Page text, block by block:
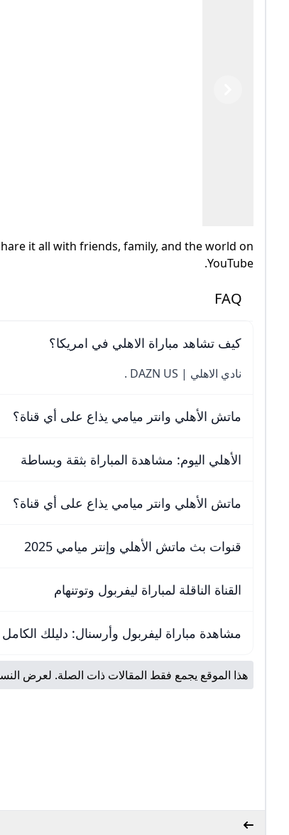
it all with friends, family, and the world on
YouTube.
FAQ
كيف تشاهد مباراة الاهلي في امريكا؟
نادي الاهلي | DAZN US .
ماتش الأهلي وانتر ميامي يذاع على أي قناة؟
الأهلي اليوم: مشاهدة المباراة بثقة وبساطة
ماتش الأهلي وانتر ميامي يذاع على أي قناة؟
قنوات بث ماتش الأهلي وإنتر ميامي 2025
القناة الناقلة لمباراة ليفربول وتوتنهام
مشاهدة مباراة ليفربول وأرسنال: دليلك الكامل لبث
هذا الموقع يجمع فقط المقالات ذات الصلة. لعرض